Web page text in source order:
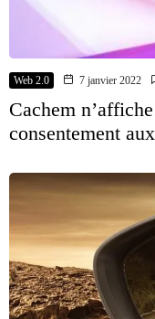
Web 2.0 7 janvier 2022
Cachem
consentement